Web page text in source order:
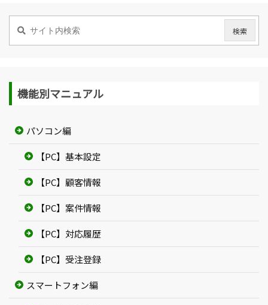
機能別マニュアル
パソコン編
【PC】基本設定
【PC】顧客情報
【PC】案件情報
【PC】対応履歴
【PC】受注登録
スマートフォン編